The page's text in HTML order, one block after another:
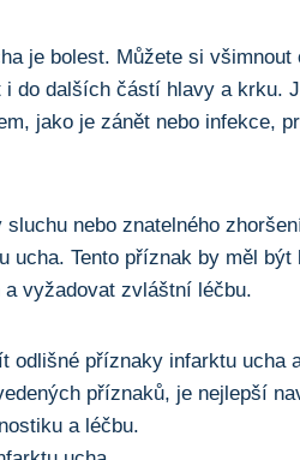
je bolest. Můžete‌ si všimnout
do​ dalších částí hlavy a krku.⁣
jako je zánět nebo infekce,
nebo znatelného⁣
Tento příznak by měl být
vyžadovat zvláštní léčbu.
příznaky infarktu ucha
příznaků, je nejlepší
a léčbu.